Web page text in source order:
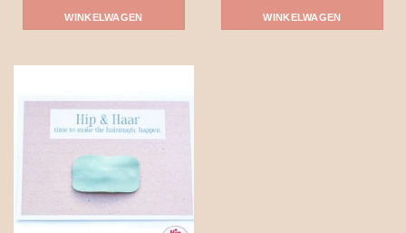
WINKELWAGEN WINKELWAGEN